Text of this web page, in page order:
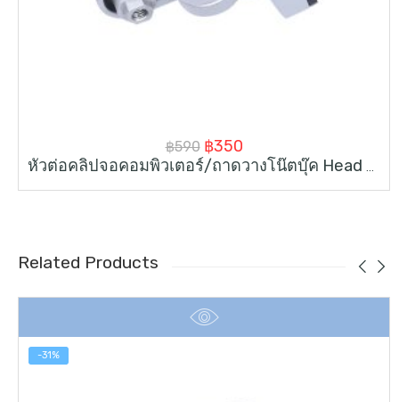
฿590 Original
price
฿350Current
price
หัวต่อคลิปจอคอมพิวเตอร์/ถาดวางโน๊ตบุ๊ค Head Arm Adapter
Related Products
-31%